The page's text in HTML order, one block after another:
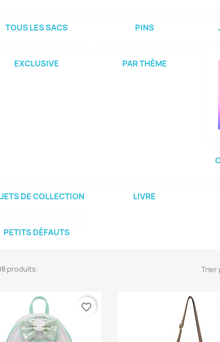
TOUS LES SACS PINS
EXCLUSIVE PAR THÈME
DE COLLECTION LIVRE
PETITS DÉFAUTS
produits. Trier
favorite_border